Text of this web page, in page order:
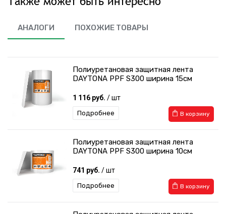
АНАЛОГИ ПОХОЖИЕ ТОВАРЫ
Полиуретановая защитная лента
DAYTONA PPF S300 ширина 15см
1 116 руб. / шт
В корзину
Подробнее
Полиуретановая защитная лента
DAYTONA PPF S300 ширина 10см
741 руб. / шт
В корзину
Подробнее